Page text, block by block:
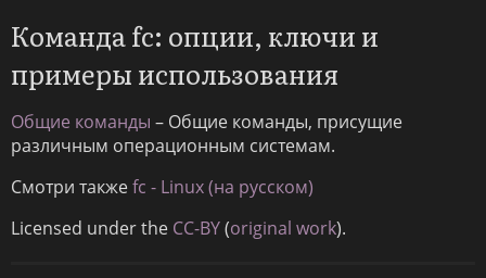
Команда fc: опции, ключи и
примеры использования
Общие команды – Общие команды, присущие
различным операционным системам.
Смотри такжеfc - Linux (на русском)
Licensed under the CC-BY(original work).